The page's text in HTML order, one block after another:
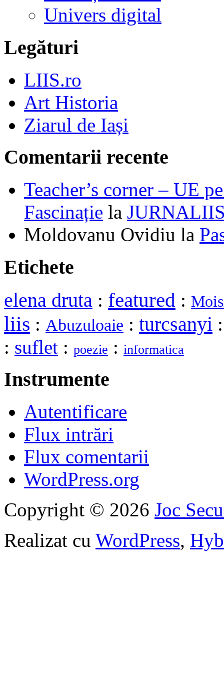
Univers digital
Legături
LIIS.ro
Art Historia
Ziarul de Iași
Comentarii recente
Teacher’s corner – UE
Fascinație la
Moldovanu Ovidiu la
Etichete
elena druta : featured :
liis : Abuzuloaie : turcsanyi
: suflet : poezie : informatica
Instrumente
Autentificare
Flux intrări
Flux comentarii
WordPress.org
Copyright © 2026 Joc
Realizat cu WordPress,